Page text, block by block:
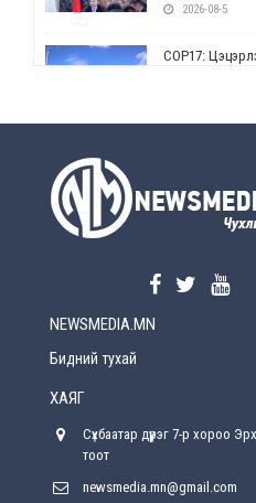
2026-08-5
СОР17:
2026-08-5
2026-08-5
хүрсэн
NEWSMEDIA.MN
Бидний тухай
ХАЯГ
Сүхбаатар дүүрэг 7-р хороо
тоот
newsmedia.mn@gmail.com